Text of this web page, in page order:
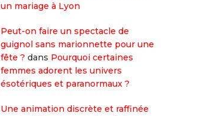
un mariage à Lyon
Peut-on faire un spectacle de
guignol sans marionnette pour une
fête ? dans Pourquoi certaines
femmes adorent les univers
ésotériques et paranormaux ?
Une animation discrète et raffinée